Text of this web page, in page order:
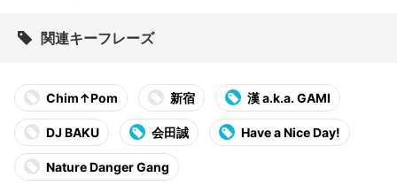
関連キーフレーズ
Chim↑Pom 新宿 漢 a.k.a. GAMI
DJ BAKU 会田誠 Have a Nice Day!
Nature Danger Gang